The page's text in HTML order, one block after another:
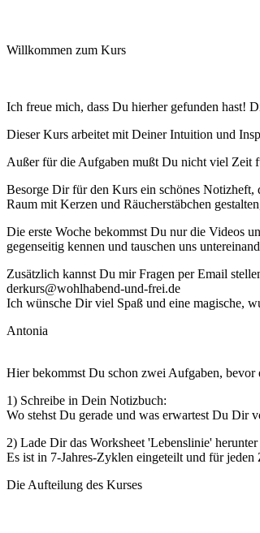
Willkommen zum Kurs
Ich freue mich, dass Du hierher gefunden hast!
Dieser Kurs arbeitet mit Deiner Intuition und
Außer für die Aufgaben mußt Du nicht viel Zeit
Besorge Dir für den Kurs ein schönes Notizheft,
Raum mit Kerzen und Räucherstäbchen
Die erste Woche bekommst Du nur die Videos
gegenseitig kennen und tauschen uns
Zusätzlich kannst Du mir Fragen per Email
derkurs@wohlhabend-und-frei.de
Ich wünsche Dir viel Spaß und eine magische,
Antonia
Hier bekommst Du schon zwei Aufgaben, bevor
1) Schreibe in Dein Notizbuch:
Wo stehst Du gerade und was erwartest Du Dir
2) Lade Dir das Worksheet 'Lebenslinie' herunter
Es ist in 7-Jahres-Zyklen eingeteilt und für
Die Aufteilung des Kurses